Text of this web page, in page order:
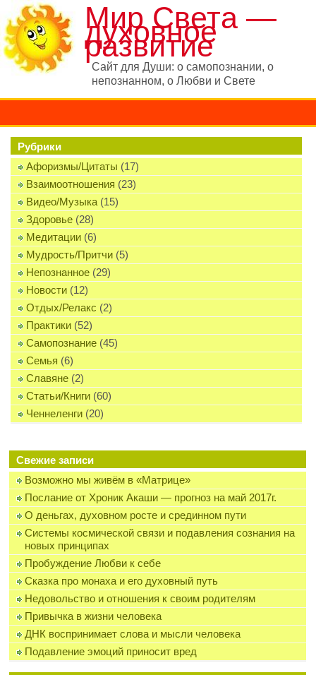
Мир Света —
духовное
развитие
Сайт для Души: о самопознании, о
непознанном, о Любви и Свете
Рубрики
Афоризмы/Цитаты (17)
Взаимоотношения (23)
Видео/Музыка (15)
Здоровье (28)
Медитации (6)
Мудрость/Притчи (5)
Непознанное (29)
Новости (12)
Отдых/Релакс (2)
Практики (52)
Самопознание (45)
Семья (6)
Славяне (2)
Статьи/Книги (60)
Ченнеленги (20)
Свежие записи
Возможно мы живём в «Матрице»
Послание от Хроник Акаши — прогноз на май 2017г.
О деньгах, духовном росте и срединном пути
Системы космической связи и подавления сознания на
новых принципах
Пробуждение Любви к себе
Сказка про монаха и его духовный путь
Недовольство и отношения к своим родителям
Привычка в жизни человека
ДНК воспринимает слова и мысли человека
Подавление эмоций приносит вред